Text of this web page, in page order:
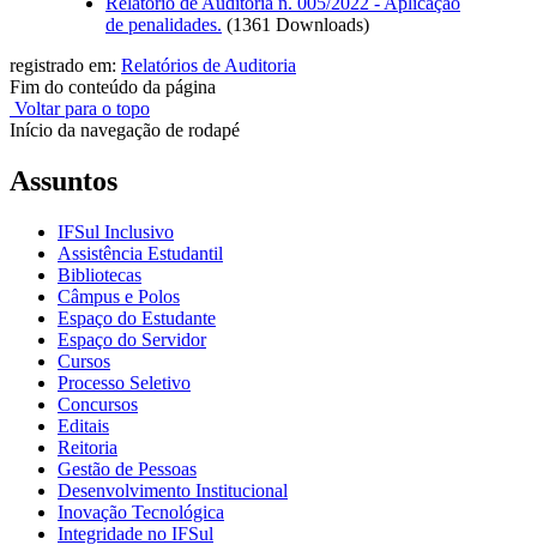
de penalidades. (1361 Downloads)
registrado em: Relatórios de Auditoria
Fim do conteúdo da página
Voltar para o topo
Início da navegação de rodapé
Assuntos
IFSul Inclusivo
Assistência Estudantil
Bibliotecas
Câmpus e Polos
Espaço do Estudante
Espaço do Servidor
Cursos
Processo Seletivo
Concursos
Editais
Reitoria
Gestão de Pessoas
Desenvolvimento Institucional
Inovação Tecnológica
Integridade no IFSul